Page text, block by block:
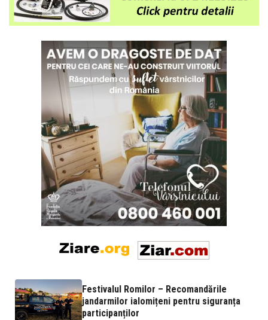
Festivalul Romilor – Recomandările
jandarmilor ialomițeni pentru siguranța
participanților